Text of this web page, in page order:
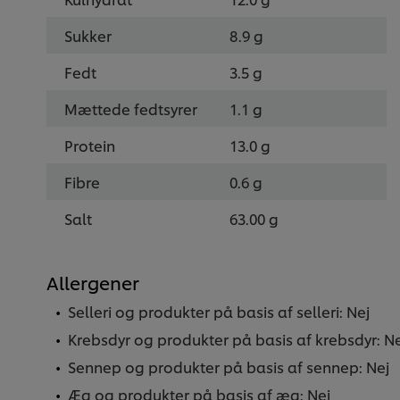
Sukker
8.9 g
Fedt
3.5 g
Mættede fedtsyrer
1.1 g
Protein
13.0 g
Fibre
0.6 g
Salt
63.00 g
Allergener
Selleri og produkter på basis af selleri: Nej
Krebsdyr og produkter på basis af krebsdyr:
Sennep og produkter på basis af sennep: Nej
Æg og produkter på basis af æg: Nej